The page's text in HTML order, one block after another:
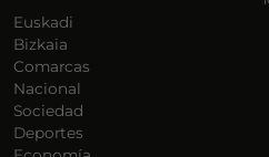
Euskadi
Bizkaia
Comarcas
Nacional
Sociedad
Deportes